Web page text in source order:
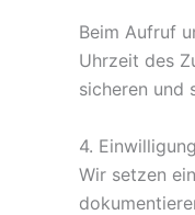
Beim Aufruf
Uhrzeit des
sicheren und
4.
Wir setzen